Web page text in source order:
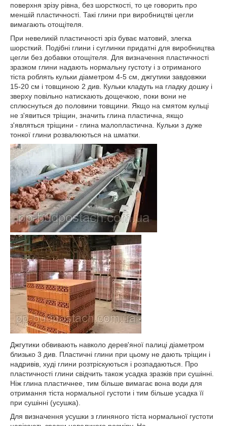
поверхня зрізу рівна, без шорсткості, то це говорить про
меншій пластичності. Такі глини при виробництві цегли
вимагають отощітеля.
При невеликій пластичності зріз буває матовий, злегка
шорсткий. Подібні глини і суглинки придатні для виробництва
цегли без добавки отощітеля. Для визначення пластичності
зразком глини надають нормальну густоту і з отриманого
тіста роблять кульки діаметром 4-5 см, джгутики завдовжки
15-20 см і товщиною 2 див. Кульки кладуть на гладку дошку і
зверху повільно натискають дощечкою, поки вони не
сплюснуться до половини товщини. Якщо на смятом кульці
не з'явиться тріщин, значить глина пластична, якщо
з'являться тріщини - глина малопластична. Кульки з дуже
тонкої глини розвалюються на шматки.
Джгутики обвивають навколо дерев'яної палиці діаметром
близько 3 див. Пластичні глини при цьому не дають тріщин і
надривів, худі глини розтріскуються і розпадаються. Про
пластичності глини свідчить також усадка зразків при сушінні.
Ніж глина пластичнее, тим більше вимагає вона води для
отримання тіста нормальної густоти і тим більше усадка її
при сушінні (усушка).
Для визначення усушки з глиняного тіста нормальної густоти